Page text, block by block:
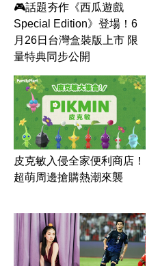
🎮話題夯作《西瓜遊戲
Special Edition》登場！6
月26日台灣盒裝版上市 限
量特典同步公開
皮克敏入侵全家便利商店！
超萌周邊搶購熱潮來襲